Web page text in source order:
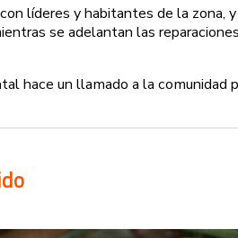
líderes y habitantes de la
se adelantan las
hace un llamado a la comunidad